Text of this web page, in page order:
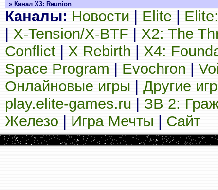
» Канал X3: Reunion
Каналы: Новости Elite
X-Tension/X-BTF
X2: The
Conflict
X Rebirth
X4:
Space Program
Evochron
Онлайновые игры
Другие
play.elite-games.ru
ЗВ 2:
Железо
Игра Мечты Сайт